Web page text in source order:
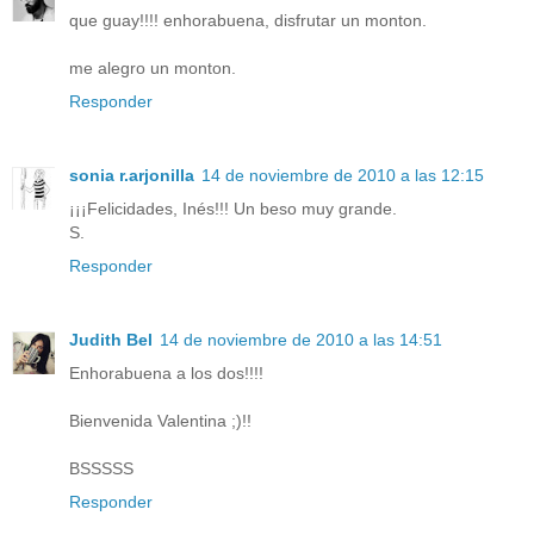
que guay!!!! enhorabuena, disfrutar un monton.
me alegro un monton.
Responder
sonia r.arjonilla 14 de noviembre de 2010 a las 12:15
¡¡¡Felicidades, Inés!!! Un beso muy grande.
S.
Responder
Judith Bel 14 de noviembre de 2010 a las 14:51
Enhorabuena a los dos!!!!
Bienvenida Valentina ;)!!
BSSSSS
Responder